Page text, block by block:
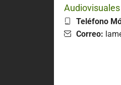
Audiovisuales
Teléfono
Correo: